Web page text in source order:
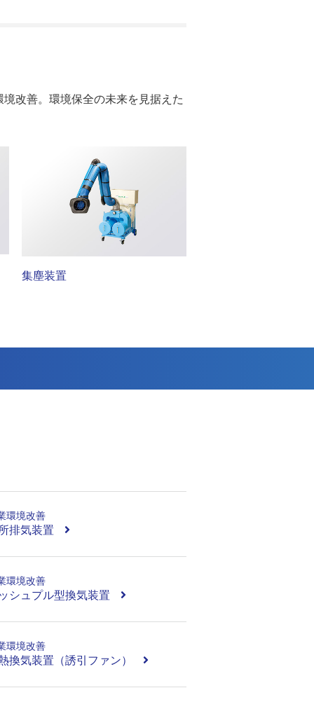
改善。環境保全の未来を見据えた
集塵装置
環境改善
排気装置
環境改善
シュプル型換気装置
環境改善
換気装置（誘引ファン）